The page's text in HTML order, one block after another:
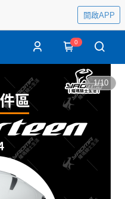
開啟APP
0
1/10